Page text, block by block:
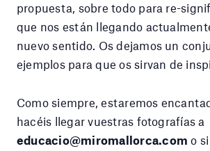
propuesta, sobre todo para re-
que nos están llegando
nuevo sentido. Os dejamos un
ejemplos para que os sirvan de
Como siempre, estaremos
hacéis llegar vuestras fotografías a
educacio@miromallorca.com o